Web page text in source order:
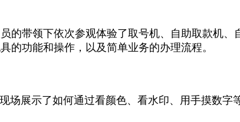
的带领下依次参观体验了取号机、自助取款机
的功能和操作，以及简单业务的办理流程。
场展示了如何通过看颜色、看水印、用手摸数